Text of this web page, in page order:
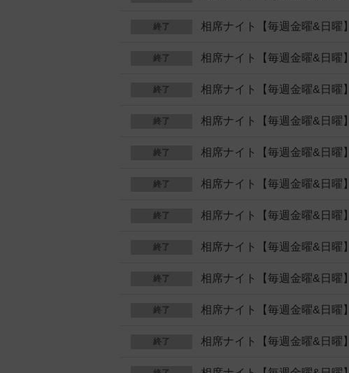
終了 相席ナイト【毎週金曜&日曜】
終了 相席ナイト【毎週金曜&日曜】
終了 相席ナイト【毎週金曜&日曜】
終了 相席ナイト【毎週金曜&日曜】
終了 相席ナイト【毎週金曜&日曜】
終了 相席ナイト【毎週金曜&日曜】
終了 相席ナイト【毎週金曜&日曜】
終了 相席ナイト【毎週金曜&日曜】
終了 相席ナイト【毎週金曜&日曜】
終了 相席ナイト【毎週金曜&日曜】
終了 相席ナイト【毎週金曜&日曜】